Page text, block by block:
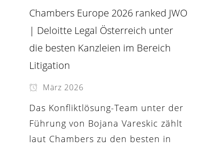
Chambers Europe 2026 ranked JWO
| Deloitte Legal Österreich unter
die besten Kanzleien im Bereich
Litigation
März 2026
Das Konfliktlösung-Team unter der
Führung von Bojana Vareskic zählt
laut Chambers zu den besten in